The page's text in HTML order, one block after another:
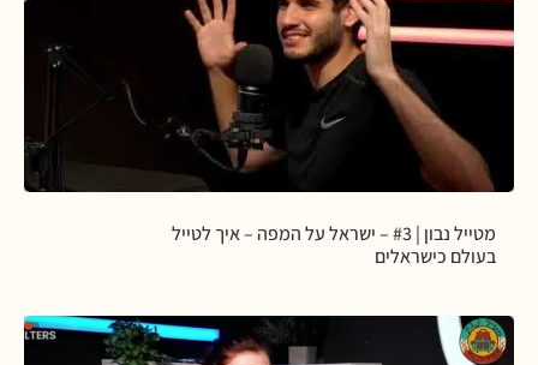
מטייל נבון | #3 – ישראל על המפה – איך לטייל
בעולם כישראלים